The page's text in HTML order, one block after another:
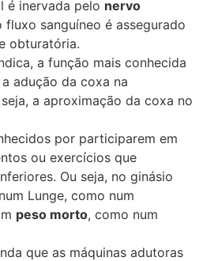
é inervada pelo nervo
fluxo sanguíneo é assegurado
obturatória.
a função mais conhecida
adução da coxa na
a aproximação da coxa no
por participarem em
ou exercícios que
Ou seja, no ginásio
Lunge, como num
peso morto, como num
que as máquinas adutoras